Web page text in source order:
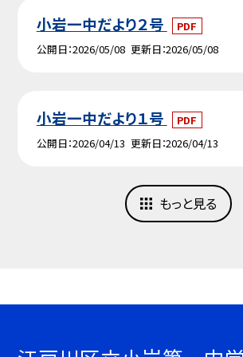
小岩一中だより２号
PDF
公開日 2026/05/08 更新日 2026/05/08
小岩一中だより１号
PDF
公開日 2026/04/13 更新日 2026/04/13
もっと見る